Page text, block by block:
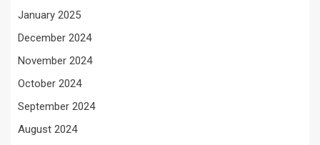
January 2025
December 2024
November 2024
October 2024
September 2024
August 2024